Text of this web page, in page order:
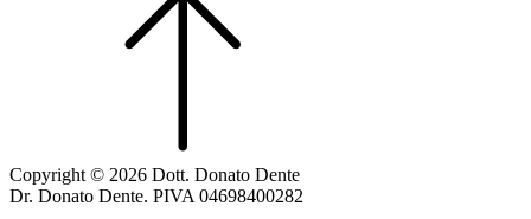
Copyright © 2026 Dott. Donato Dente
Dr. Donato Dente. PIVA 04698400282